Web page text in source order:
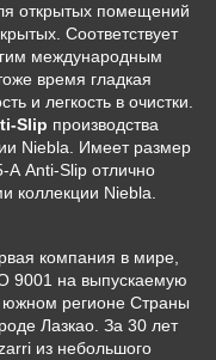
открытых помещений
Соответствует
международным
время гладкая
и легкость в очистки.
Slip производства
Niebla. Имеет размер
А Anti-Slip отлично
коллекции Niebla.
компания в мире,
9001 на выпускаемую
южном регионе Страны
Лазкао. За 30 лет
из небольшого